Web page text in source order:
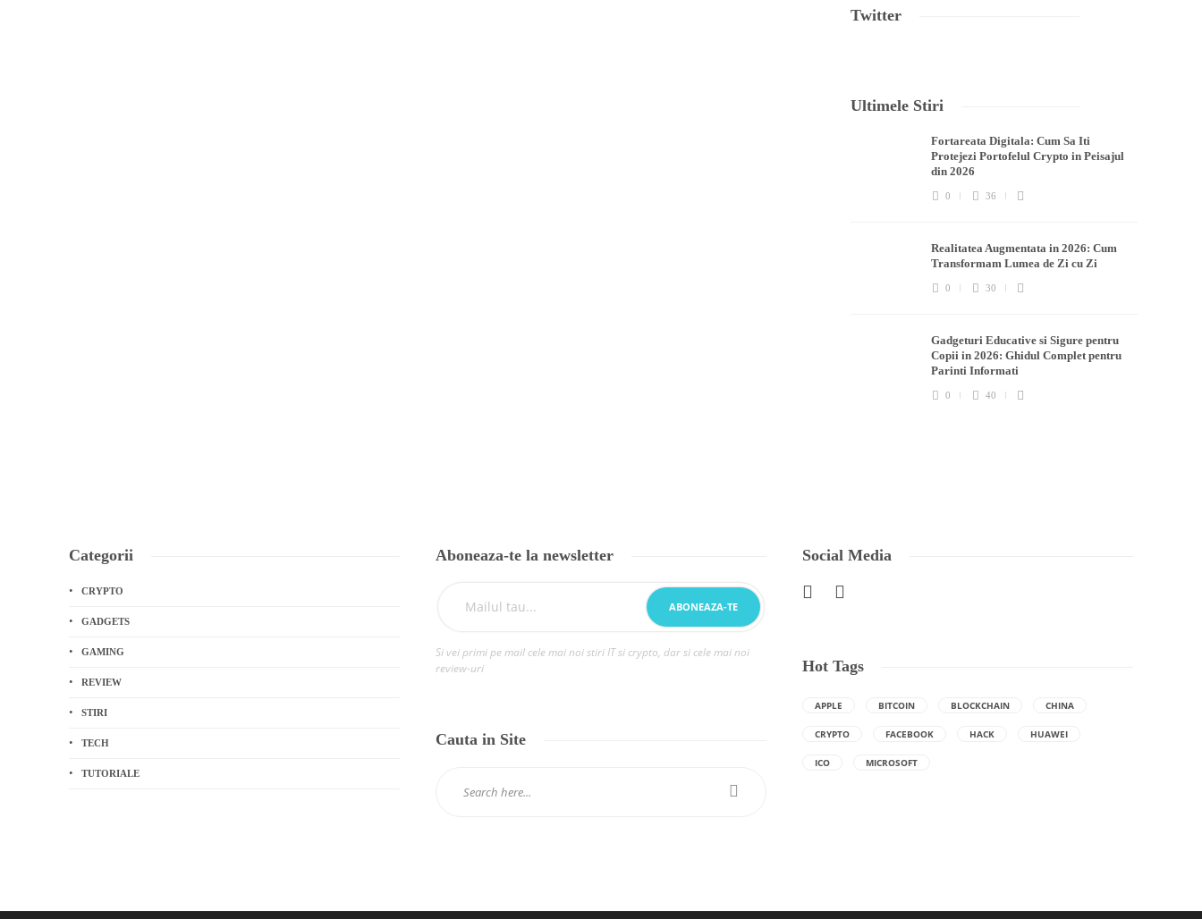
Twitter
Ultimele Stiri
Fortareata Digitala: Cum Sa Iti
Protejezi Portofelul Crypto in Peisajul
din 2026
0 36
Realitatea Augmentata in 2026: Cum
Transformam Lumea de Zi cu Zi
0 30
Gadgeturi Educative si Sigure pentru
Copii in 2026: Ghidul Complet pentru
Parinti Informati
0 40
Categorii
CRYPTO
GADGETS
GAMING
REVIEW
STIRI
TECH
TUTORIALE
Aboneaza-te la newsletter
Si vei primi pe mail cele mai noi stiri IT si crypto, dar si cele mai noi
review-uri
Cauta in Site
Social Media
Hot Tags
APPLE BITCOIN BLOCKCHAIN CHINA
CRYPTO FACEBOOK HACK HUAWEI
ICO MICROSOFT